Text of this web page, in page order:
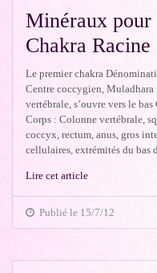
Minéraux pour
Chakra Racine
Le premier chakra
Centre coccygien,
vertébrale, s’ouvre vers le
Corps : Colonne vertébrale,
coccyx, rectum, anus, gros
cellulaires, extrémités du bas
Lire cet article
Publié le 15/7/12